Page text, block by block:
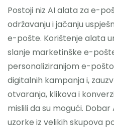
Postoji niz AI alata za e-
održavanju i jačanju
e-pošte. Korištenje alata
slanje marketinške e-
personaliziranijom e-
digitalnih kampanja i,
otvaranja, klikova i
mislili da su mogući.
uzorke iz velikih skupova